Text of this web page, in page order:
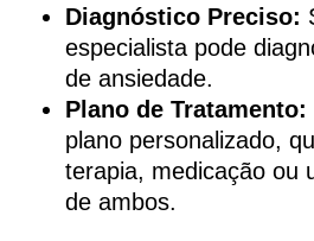
Diagnóstico Preciso:
especialista pode
de ansiedade.
Plano de Tratamento:
plano personalizado,
terapia, medicação ou
de ambos.